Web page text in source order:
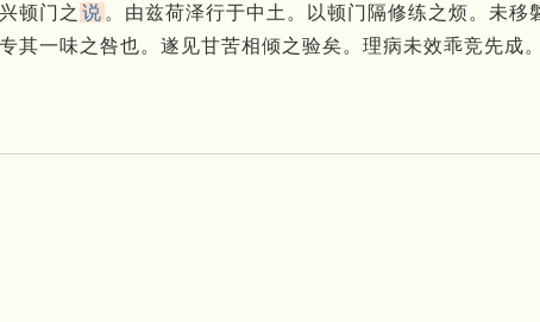
顿门之 说 。 由兹荷泽行于中土。 以顿门隔修练之烦。 未移
其一味之咎也。 遂见甘苦相倾之验矣。 理病未效乖竞先成。